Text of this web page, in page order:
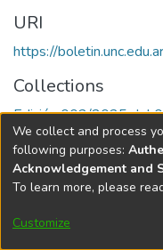
URI
https://
Collections
Edición 002/2025 del
We collect and process
following purposes:
Acknowledgement and
To learn more, please
Customize